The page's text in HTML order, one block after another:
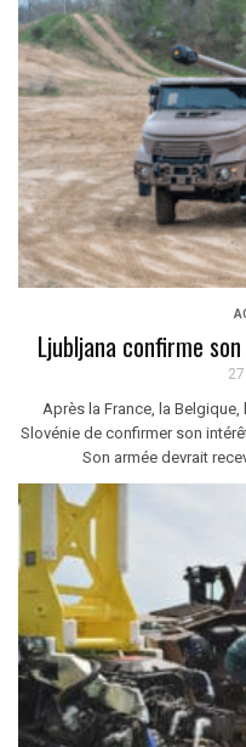
Ljubljana confirme
Après la France, la
Slovénie de confirmer son
Son armée devrait